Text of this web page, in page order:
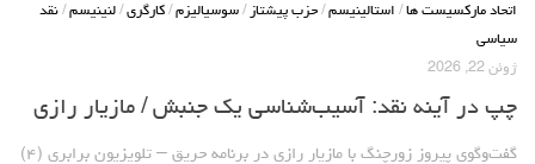
اتحاد مارکسیست ها / استالینیسم / حزب پیشتاز / سوسیالیزم / کارگری / لنینیسم / نقد
سیاسی
ژوئن 22, 2026
چپ در آینه نقد: آسیب‌شناسی یک جنبش / مازیار رازی
گفت‌وگوی پیروز زورچنگ با مازیار رازی در برنامه حریق – تلویزیون برابری (۴)